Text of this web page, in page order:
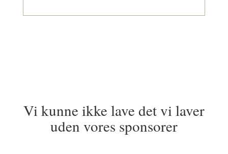
Vi kunne ikke lave det vi laver
uden vores sponsorer